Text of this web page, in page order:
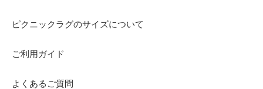
ピクニックラグのサイズについて
ご利用ガイド
よくあるご質問